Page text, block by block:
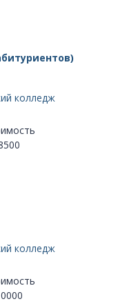
колледж
колледж